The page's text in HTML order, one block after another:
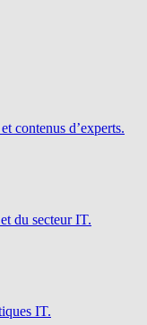
contenus d’experts.
du secteur IT.
IT.